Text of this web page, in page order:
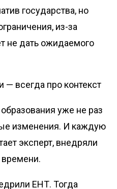
государства, но
из-за
не дать ожидаемого
всегда про контекст
уже не раз
изменения. И каждую
эксперт, внедряли
времени.
ЕНТ. Тогда